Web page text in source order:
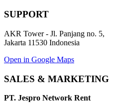
SUPPORT
AKR Tower - Jl. Panjang no. 5,
Jakarta 11530 Indonesia
Open in Google Maps
SALES & MARKETING
PT. Jespro Network Rent